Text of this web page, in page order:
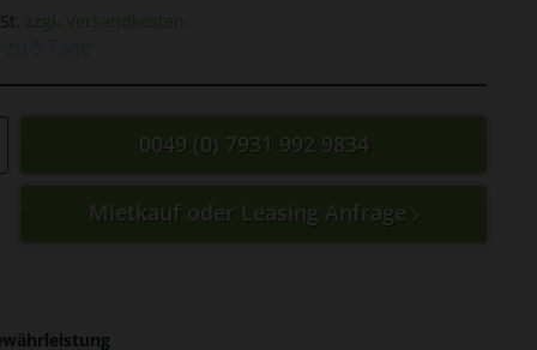
zzgl. Versandkosten
0049 (0) 7931 992 9834
Mietkauf oder Leasing Anfrage